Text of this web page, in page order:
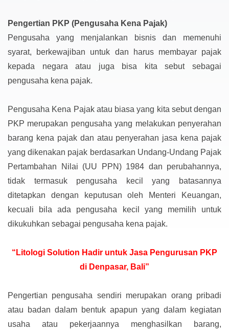
Pengertian PKP (Pengusaha Kena Pajak)
Pengusaha yang menjalankan bisnis dan memenuhi
syarat, berkewajiban untuk dan harus membayar pajak
kepada negara atau juga bisa kita sebut sebagai
pengusaha kena pajak.
Pengusaha Kena Pajak atau biasa yang kita sebut dengan
PKP merupakan pengusaha yang melakukan penyerahan
barang kena pajak dan atau penyerahan jasa kena pajak
yang dikenakan pajak berdasarkan Undang-Undang Pajak
Pertambahan Nilai (UU PPN) 1984 dan perubahannya,
tidak termasuk pengusaha kecil yang batasannya
ditetapkan dengan keputusan oleh Menteri Keuangan,
kecuali bila ada pengusaha kecil yang memilih untuk
dikukuhkan sebagai pengusaha kena pajak.
“Litologi Solution Hadir untuk Jasa Pengurusan PKP
di Denpasar, Bali”
Pengertian pengusaha sendiri merupakan orang pribadi
atau badan dalam bentuk apapun yang dalam kegiatan
usaha atau pekerjaannya menghasilkan barang,